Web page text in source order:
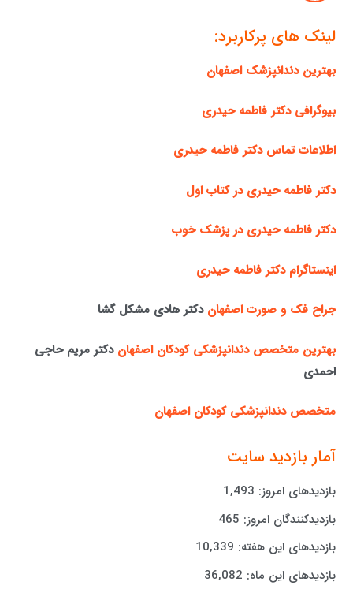
لینک های پرکاربرد:
بهترین دندانپزشک اصفهان
بیوگرافی دکتر فاطمه حیدری
اطلاعات تماس دکتر فاطمه حیدری
دکتر فاطمه حیدری در کتاب اول
دکتر فاطمه حیدری در پزشک خوب
اینستاگرام دکتر فاطمه حیدری
جراح فک و صورت اصفهان دکتر هادی مشکل گشا
بهترین متخصص دندانپزشکی کودکان اصفهان دکتر مریم حاجی
احمدی
متخصص دندانپزشکی کودکان اصفهان
آمار بازدید سایت
بازدیدهای امروز: 1,493
بازدیدکنندگان امروز: 465
بازدیدهای این هفته: 10,339
بازدیدهای این ماه: 36,082